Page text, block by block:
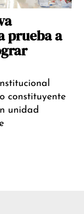
prueba a
constituyente
unidad